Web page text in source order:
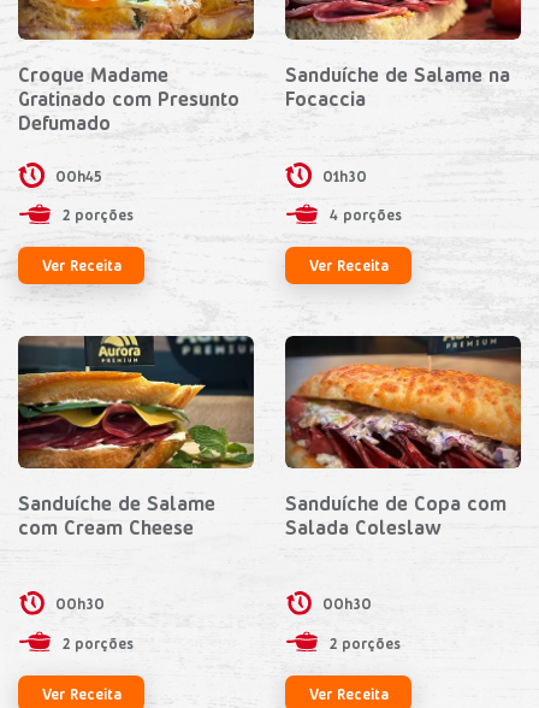
Croque Madame
Gratinado com Presunto
Defumado
00h45
2 porções
Ver Receita
Sanduíche de Salame na
Focaccia
01h30
4 porções
Ver Receita
Sanduíche de Salame
com Cream Cheese
00h30
2 porções
Ver Receita
Sanduíche de Copa com
Salada Coleslaw
00h30
2 porções
Ver Receita